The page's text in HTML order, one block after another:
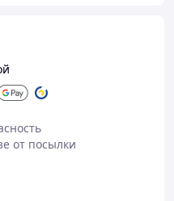
от посылки